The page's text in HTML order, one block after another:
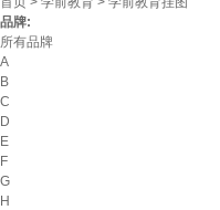
品牌:
所有品牌
A
B
C
D
E
F
G
H